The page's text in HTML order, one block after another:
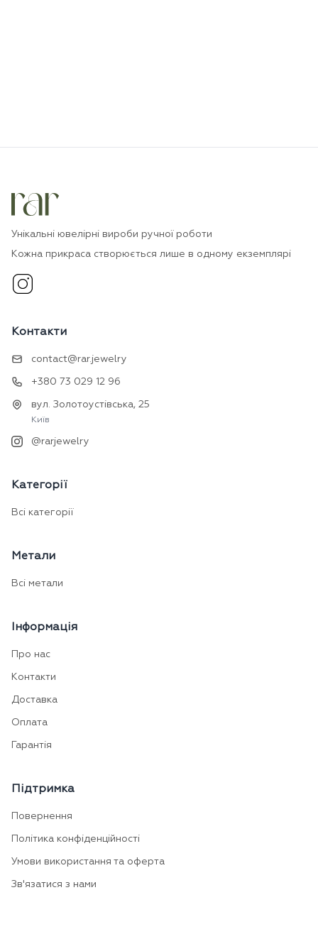
Унікальні ювелірні вироби ручної роботи
Кожна прикраса створюється лише в одному екземплярі
Контакти
contact@rar.jewelry
+380 73 029 12 96
вул. Золотоустівська, 25
Київ
@rarjewelry
Категорії
Всі категорії
Метали
Всі метали
Інформація
Про нас
Контакти
Доставка
Оплата
Гарантія
Підтримка
Повернення
Політика конфіденційності
Умови використання та оферта
Зв'язатися з нами